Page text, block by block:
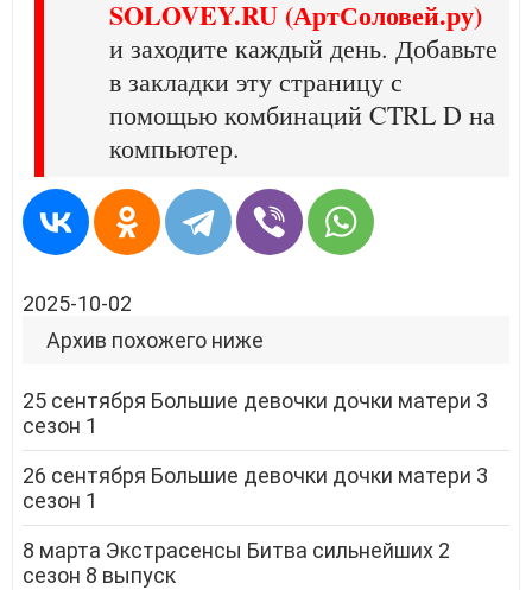
SOLOVEY.RU (АртСоловей.ру)
и заходите каждый день. Добавьте
в закладки эту страницу с
помощью комбинаций CTRL D на
компьютер.
2025-10-02
Архив похожего ниже
25 сентября Большие девочки дочки матери 3
сезон 1
26 сентября Большие девочки дочки матери 3
сезон 1
8 марта Экстрасенсы Битва сильнейших 2
сезон 8 выпуск